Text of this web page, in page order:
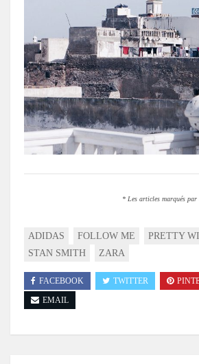
* Les articles marqués par
ADIDAS FOLLOW ME
PRETTY
STAN SMITH
ZARA
FACEBOOK TWITTER
EMAIL